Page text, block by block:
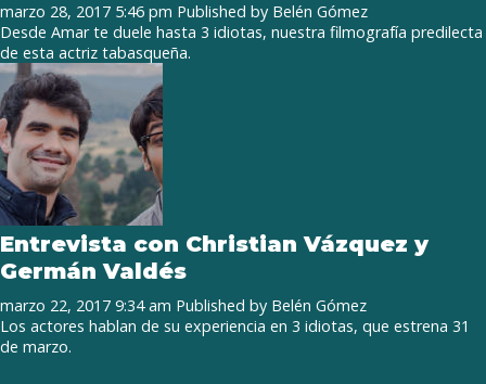
marzo 28, 2017 5:46 pm Published by Belén Gómez
Desde Amar te duele hasta 3 idiotas, nuestra filmografía predilecta
de esta actriz tabasqueña.
Entrevista con Christian Vázquez y
Germán Valdés
marzo 22, 2017 9:34 am Published by Belén Gómez
Los actores hablan de su experiencia en 3 idiotas, que estrena 31
de marzo.